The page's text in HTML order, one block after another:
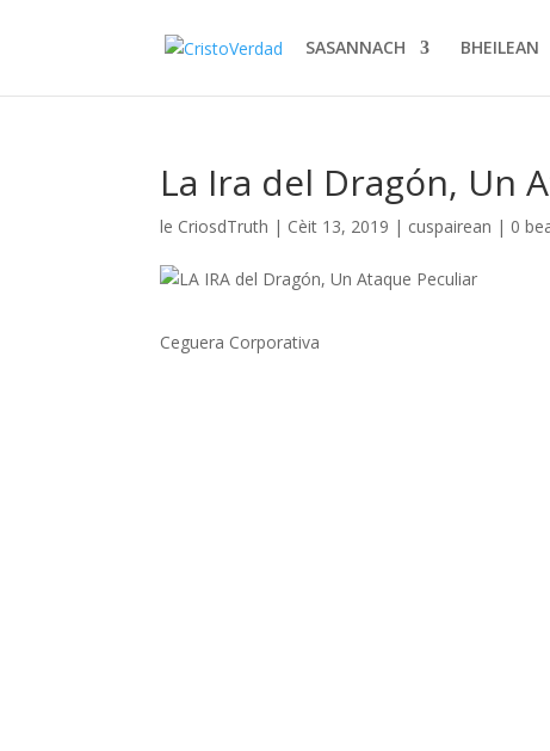
SASANNACH BHEILEAN
La Ira del Dragón, Un
le CriosdTruth | Cèit 13, 2019 | cuspairean | 0
Ceguera Corporativa